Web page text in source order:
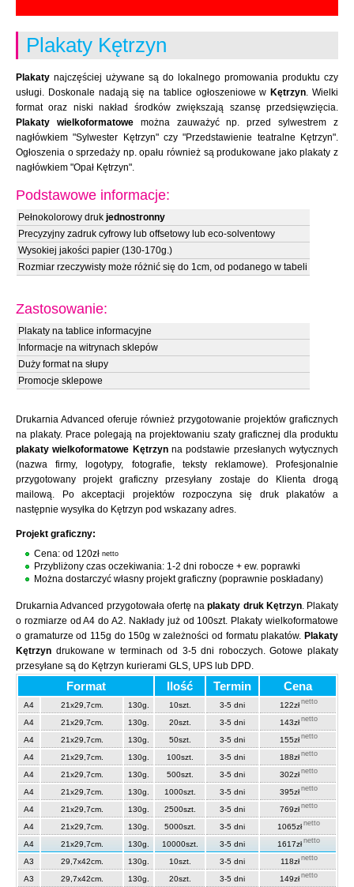
Plakaty Kętrzyn
Plakaty najczęściej używane są do lokalnego promowania produktu czy
usługi. Doskonale nadają się na tablice ogłoszeniowe w Kętrzyn. Wielki
format oraz niski nakład środków zwiększają szansę przedsięwzięcia.
Plakaty wielkoformatowemożna zauważyć np. przed sylwestrem z
nagłówkiem "Sylwester Kętrzyn" czy "Przedstawienie teatralne Kętrzyn".
Ogłoszenia o sprzedaży np. opału również są produkowane jako plakaty z
nagłówkiem "Opał Kętrzyn".
Podstawowe informacje:
Pełnokolorowy druk jednostronny
Precyzyjny zadruk cyfrowy lub offsetowy lub eco-solventowy
Wysokiej jakości papier (130-170g.)
Rozmiar rzeczywisty może różnić się do 1cm, od podanego w tabeli
Zastosowanie:
Plakaty na tablice informacyjne
Informacje na witrynach sklepów
Duży format na słupy
Promocje sklepowe
Drukarnia Advanced oferuje również przygotowanie projektów graficznych
na plakaty. Prace polegają na projektowaniu szaty graficznej dla produktu
plakaty wielkoformatowe Kętrzynna podstawie przesłanych wytycznych
(nazwa firmy, logotypy, fotografie, teksty reklamowe). Profesjonalnie
przygotowany projekt graficzny przesyłany zostaje do Klienta drogą
mailową. Po akceptacji projektów rozpoczyna się druk plakatów a
następnie wysyłka do Kętrzyn pod wskazany adres.
Projekt graficzny:
Cena: od 120zł netto
Przybliżony czas oczekiwania: 1-2 dni robocze + ew. poprawki
Można dostarczyć własny projekt graficzny (poprawnie poskładany)
Drukarnia Advanced przygotowała ofertę naplakaty druk Kętrzyn. Plakaty
o rozmiarze od A4 do A2. Nakłady już od 100szt. Plakaty wielkoformatowe
o gramaturze od 115g do 150g w zależności od formatu plakatów. Plakaty
Kętrzyn drukowane w terminach od 3-5 dni roboczych. Gotowe plakaty
przesyłane są do Kętrzyn kurierami GLS, UPS lub DPD.
Format Ilość Termin Cena
A4 21x29,7cm. 130g. 10szt. 3-5 dni 122zł netto
A4 21x29,7cm. 130g. 20szt. 3-5 dni 143zł netto
A4 21x29,7cm. 130g. 50szt. 3-5 dni 155zł netto
A4 21x29,7cm. 130g. 100szt. 3-5 dni 188zł netto
A4 21x29,7cm. 130g. 500szt. 3-5 dni 302zł netto
A4 21x29,7cm. 130g. 1000szt. 3-5 dni 395zł netto
A4 21x29,7cm. 130g. 2500szt. 3-5 dni 769zł netto
A4 21x29,7cm. 130g. 5000szt. 3-5 dni 1065zł netto
A4 21x29,7cm. 130g. 10000szt. 3-5 dni 1617zł netto
A3 29,7x42cm. 130g. 10szt. 3-5 dni 118zł netto
A3 29,7x42cm. 130g. 20szt. 3-5 dni 149zł netto